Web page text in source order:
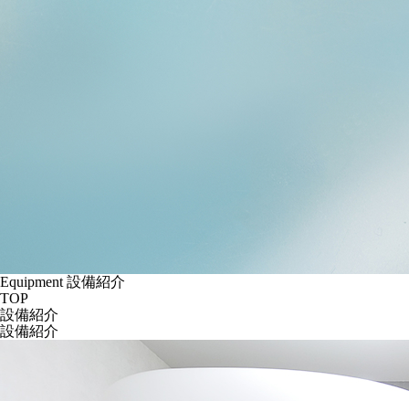
Equipment 設備紹介
TOP
設備紹介
設備紹介